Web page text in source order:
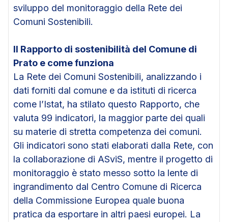
sviluppo del monitoraggio della Rete dei
Comuni Sostenibili.
Il Rapporto di sostenibilità del Comune di
Prato e come funziona
La Rete dei Comuni Sostenibili, analizzando i
dati forniti dal comune e da istituti di ricerca
come l’Istat, ha stilato questo Rapporto, che
valuta 99 indicatori, la maggior parte dei quali
su materie di stretta competenza dei comuni.
Gli indicatori sono stati elaborati dalla Rete, con
la collaborazione di ASviS, mentre il progetto di
monitoraggio è stato messo sotto la lente di
ingrandimento dal Centro Comune di Ricerca
della Commissione Europea quale buona
pratica da esportare in altri paesi europei. La